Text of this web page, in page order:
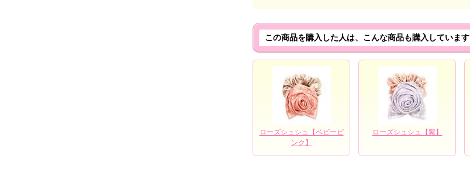
この商品を購入した人は、こんな商品も購入しています
ローズシュシュ【ベビーピ
ンク】
ローズシュシュ【紫】